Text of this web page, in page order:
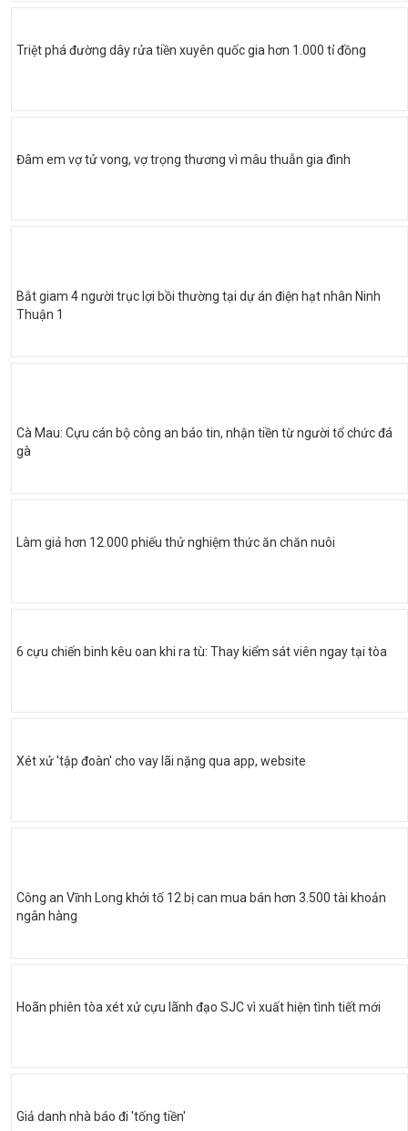
Triệt phá đường dây rửa tiền xuyên quốc gia hơn 1.000 tỉ đồng
Đâm em vợ tử vong, vợ trọng thương vì mâu thuẫn gia đình
Bắt giam 4 người trục lợi bồi thường tại dự án điện hạt nhân Ninh
Thuận 1
Cà Mau: Cựu cán bộ công an báo tin, nhận tiền từ người tổ chức đá
gà
Làm giả hơn 12.000 phiếu thử nghiệm thức ăn chăn nuôi
6 cựu chiến binh kêu oan khi ra tù: Thay kiểm sát viên ngay tại tòa
Xét xử 'tập đoàn' cho vay lãi nặng qua app, website
Công an Vĩnh Long khởi tố 12 bị can mua bán hơn 3.500 tài khoản
ngân hàng
Hoãn phiên tòa xét xử cựu lãnh đạo SJC vì xuất hiện tình tiết mới
Giả danh nhà báo đi 'tống tiền'